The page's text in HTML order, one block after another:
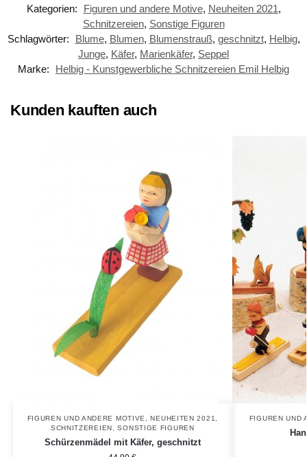
Kategorien:
Figuren und andere Motive, Neuheiten 2021,
Schnitzereien, Sonstige Figuren
Schlagwörter:
Blume, Blumen, Blumenstrauß, geschnitzt, Helbig,
Junge, Käfer, Marienkäfer, Seppel
Marke:
Helbig - Kunstgewerbliche Schnitzereien Emil Helbig
Kunden kauften auch
FIGUREN UND ANDERE MOTIVE ,NEUHEITEN 2021
SCHNITZEREIEN ,SONSTIGE FIGUREN
Schürzenmädel mit Käfer, geschnitzt
FIGUREN UND